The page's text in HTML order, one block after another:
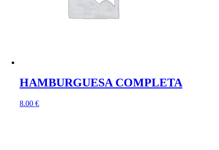
HAMBURGUESA COMPLETA
8.00 €